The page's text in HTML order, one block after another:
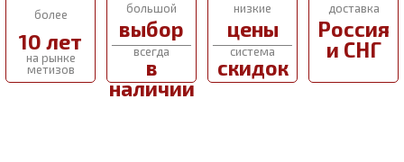
более
10 лет
на рынке
метизов
большой
выбор
всегда
в
наличии
низкие
цены
система
скидок
доставка
Россия
и СНГ